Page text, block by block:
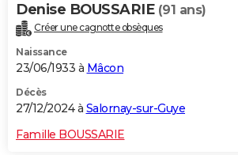
Denise BOUSSARIE (91 ans)
Créer une cagnotte obsèques
Naissance
23/06/1933 à Mâcon
Décès
27/12/2024 à Salornay-sur-Guye
Famille BOUSSARIE